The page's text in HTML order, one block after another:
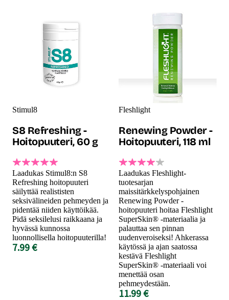
Stimul8
S8 Refreshing -
Hoitopuuteri, 60 g
Laadukas Stimul8:n S8
Refreshing hoitopuuteri
säilyttää realististen
seksivälineiden pehmeyden ja
pidentää niiden käyttöikää.
Pidä seksilelusi raikkaana ja
hyvässä kunnossa
luonnollisella hoitopuuterilla!
7.99 €
Fleshlight
Renewing Powder -
Hoitopuuteri, 118 ml
Laadukas Fleshlight-
tuotesarjan
maissitärkkelyspohjainen
Renewing Powder -
hoitopuuteri hoitaa Fleshlight
SuperSkin® -materiaalia ja
palauttaa sen pinnan
uudenveroiseksi! Ahkerassa
käytössä ja ajan saatossa
kestävä Fleshlight
SuperSkin® -materiaali voi
menettää osan
pehmeydestään.
11.99 €